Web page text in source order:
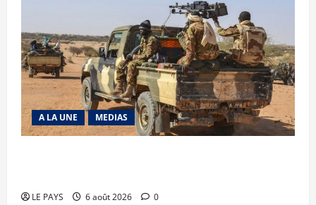
A LA UNE MEDIAS
LE PAYS 6 août 2026 0